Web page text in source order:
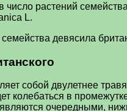
число растений
L.
девясила
собой двулетнее
колебаться в
очередными,